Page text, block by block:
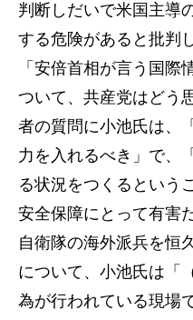
判断しだいで米国主導
する危険があると批判
「安倍首相が言う国際
ついて、共産党はどう
者の質問に小池氏は、
力を入れるべき」で、
る状況をつくるという
安全保障にとって有害
自衛隊の海外派兵を恒
について、小池氏は「
為が行われている現場